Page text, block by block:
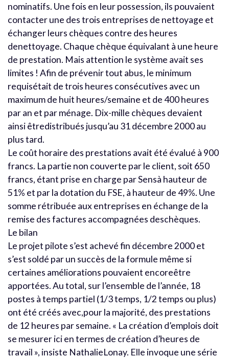
nominatifs. Une fois en leur possession, ils pouvaient
contacter une des trois entreprises de nettoyage et
échanger leurs chèques contre des heures
denettoyage. Chaque chèque équivalant à une heure
de prestation. Mais attention le système avait ses
limites ! Afin de prévenir tout abus, le minimum
requisétait de trois heures consécutives avec un
maximum de huit heures/semaine et de 400 heures
par an et par ménage. Dix-mille chèques devaient
ainsi êtredistribués jusqu’au 31 décembre 2000 au
plus tard.
Le coût horaire des prestations avait été évalué à 900
francs. La partie non couverte par le client, soit 650
francs, étant prise en charge par Sensà hauteur de
51% et par la dotation du FSE, à hauteur de 49%. Une
somme rétribuée aux entreprises en échange de la
remise des factures accompagnées deschèques.
Le bilan
Le projet pilote s’est achevé fin décembre 2000 et
s’est soldé par un succès de la formule même si
certaines améliorations pouvaient encoreêtre
apportées. Au total, sur l’ensemble de l’année, 18
postes à temps partiel (1/3 temps, 1/2 temps ou plus)
ont été créés avec,pour la majorité, des prestations
de 12 heures par semaine. « La création d’emplois doit
se mesurer ici en termes de création d’heures de
travail », insiste NathalieLonay. Elle invoque une série